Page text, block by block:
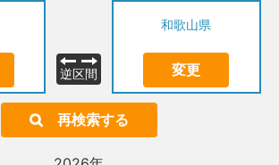
逆区間
和歌山県
変更
再検索する